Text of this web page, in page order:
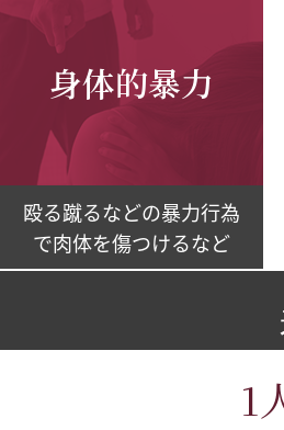
身体的暴力
殴る蹴るなどの暴力行為
で肉体を傷つけるなど
1